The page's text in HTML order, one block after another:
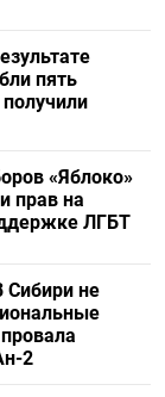
пять
«Яблоко»
прав на
ЛГБТ
Сибири не
2